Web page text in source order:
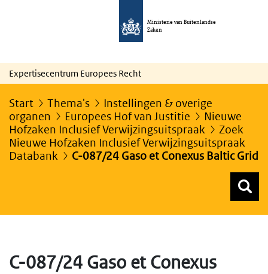
Ministerie van Buitenlandse
Zaken
Expertisecentrum Europees Recht
Start Thema's
Instellingen & overige
organen
Europees Hof van Justitie
Nieuwe
Hofzaken Inclusief Verwijzingsuitspraak
Zoek
Nieuwe Hofzaken Inclusief Verwijzingsuitspraak
Databank
C-087/24 Gaso et Conexus Baltic Grid
C-087/24 Gaso et Conexus